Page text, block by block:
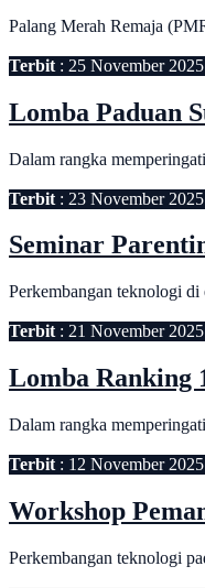
Palang Merah Remaja
Terbit : 25 November 2025
Lomba Paduan
Dalam rangka
Terbit : 23 November 2025
Seminar
Perkembangan teknologi
Terbit : 21 November 2025
Lomba Ranking
Dalam rangka
Terbit : 12 November 2025
Workshop
Perkembangan teknologi